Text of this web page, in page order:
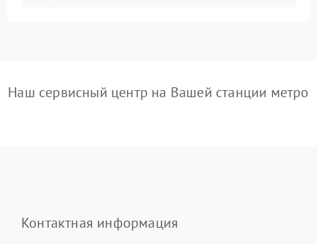
Наш сервисный центр на Вашей станции метро
Контактная информация